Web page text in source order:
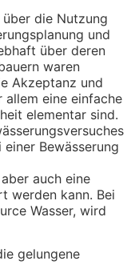
die Nutzung
und
über deren
waren
Akzeptanz und
allem eine einfache
elementar sind.
Bewässerung
auch eine
werden kann. Bei
Wasser, wird
gelungene